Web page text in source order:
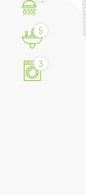
5
3